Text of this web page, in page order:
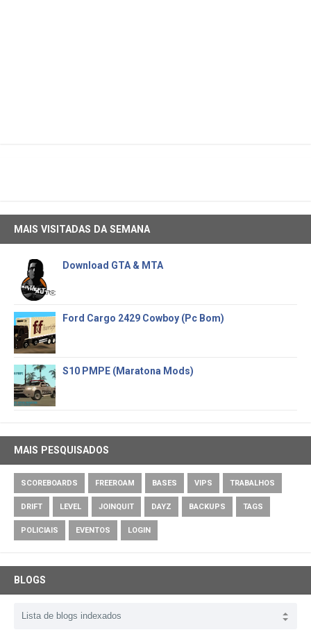
MAIS VISITADAS DA SEMANA
Download GTA & MTA
Ford Cargo 2429 Cowboy (Pc Bom)
S10 PMPE (Maratona Mods)
MAIS PESQUISADOS
SCOREBOARDS FREEROAM BASES VIPS TRABALHOS
DRIFT LEVEL JOINQUIT DAYZ BACKUPS TAGS
POLICIAIS EVENTOS LOGIN
BLOGS